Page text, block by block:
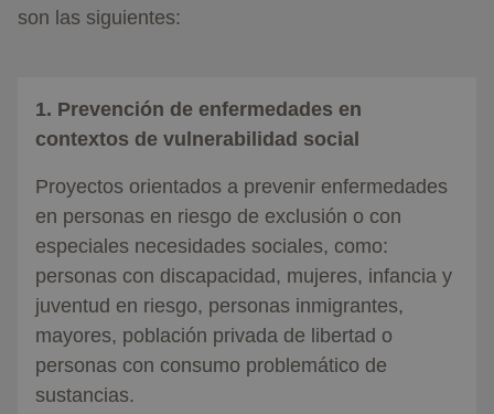
son las siguientes:
1. Prevención de enfermedades en
contextos de vulnerabilidad social
Proyectos orientados a prevenir enfermedades
en personas en riesgo de exclusión o con
especiales necesidades sociales, como:
personas con discapacidad, mujeres, infancia y
juventud en riesgo, personas inmigrantes,
mayores, población privada de libertad o
personas con consumo problemático de
sustancias.